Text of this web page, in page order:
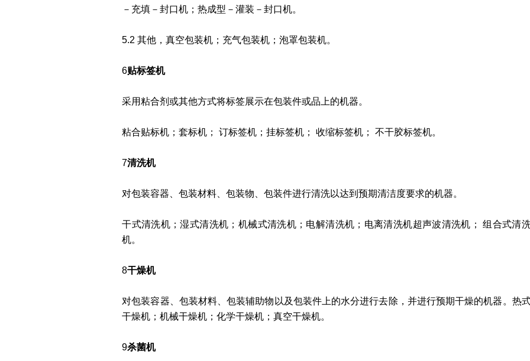
－充填－封口机；热成型－灌装－封口机。
5.2 其他，真空包装机；充气包装机；泡罩包装机。
6贴标签机
采用粘合剂或其他方式将标签展示在包装件或品上的机器。
粘合贴标机；套标机； 订标签机；挂标签机； 收缩标签机； 不干胶标签机。
7清洗机
对包装容器、包装材料、包装物、包装件进行清洗以达到预期清洁度要求的机器。
干式清洗机；湿式清洗机；机械式清洗机；电解清洗机；电离清洗机超声波清洗机； 组合式清
机。
8干燥机
对包装容器、包装材料、包装辅助物以及包装件上的水分进行去除，并进行预期干燥的机器。热
干燥机；机械干燥机；化学干燥机；真空干燥机。
9杀菌机